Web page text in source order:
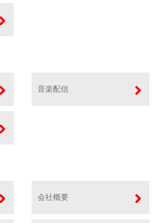
音楽配信
会社概要